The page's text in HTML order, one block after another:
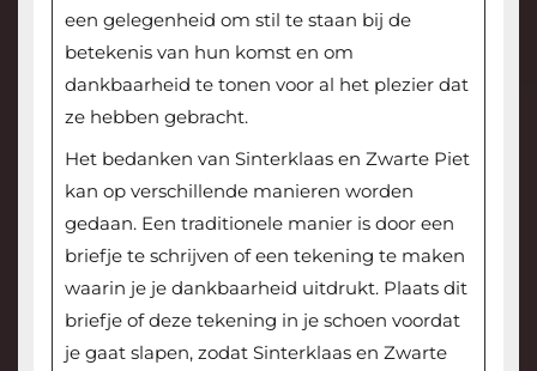
een gelegenheid om stil te staan bij de
betekenis van hun komst en om
dankbaarheid te tonen voor al het plezier dat
ze hebben gebracht.
Het bedanken van Sinterklaas en Zwarte Piet
kan op verschillende manieren worden
gedaan. Een traditionele manier is door een
briefje te schrijven of een tekening te maken
waarin je je dankbaarheid uitdrukt. Plaats dit
briefje of deze tekening in je schoen voordat
je gaat slapen, zodat Sinterklaas en Zwarte